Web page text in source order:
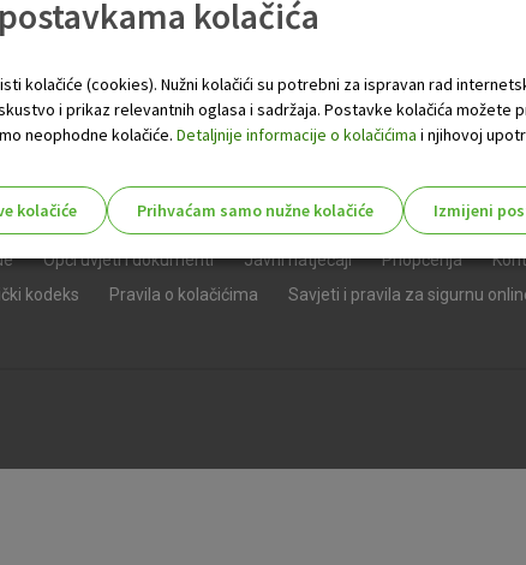
Opći uvjeti i dokumenti Javni natječaji Priopćenja
kodeks Pravila o kolačićima
Savjeti i pravila za sigurnu
kolačića
kolačiće (cookies). Nužni kolačići su potrebni za ispravan rad
i prikaz relevantnih oglasa i sadržaja. Postavke kolačića možete
neophodne kolačiće. Detaljnije informacije o kolačićima i njihovoj
kolačiće Prihvaćam samo nužne kolačiće
Izmijeni